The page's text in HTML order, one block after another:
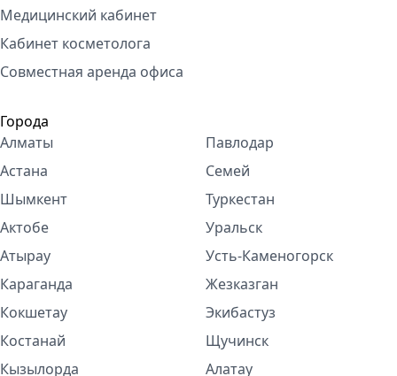
Медицинский кабинет
Кабинет косметолога
Совместная аренда офиса
Города
Алматы
Астана
Шымкент
Актобе
Атырау
Караганда
Кокшетау
Костанай
Кызылорда
Павлодар
Семей
Туркестан
Уральск
Усть-Каменогорск
Жезказган
Экибастуз
Щучинск
Алатау